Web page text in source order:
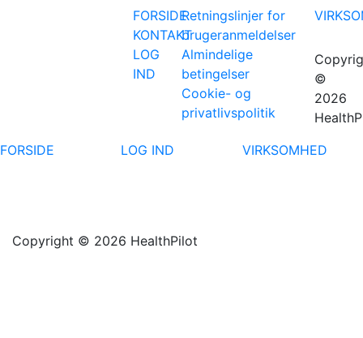
FORSIDE
KONTAKT
LOG
IND
Retningslinjer for
brugeranmeldelser
Almindelige
betingelser
Cookie- og
privatlivspolitik
©
2026
FORSIDE
LOG IND VIRKSOMHED
Copyright © 2026 HealthPilot